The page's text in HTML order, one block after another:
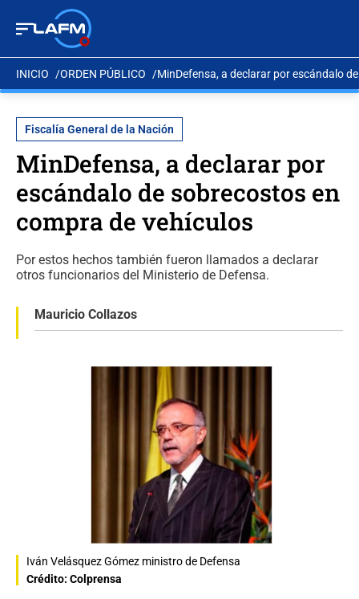
INICIO ORDEN PÚBLICO MinDefensa, a declarar por escándalo
Fiscalía General de la Nación
MinDefensa, a declarar por
escándalo de sobrecostos en
compra de vehículos
Por estos hechos también fueron llamados a declarar
otros funcionarios del Ministerio de Defensa.
Mauricio Collazos
Iván Velásquez Gómez ministro de Defensa
Crédito: Colprensa